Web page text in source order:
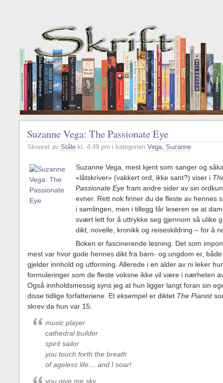
Suzanne Vega: The Passionate Eye
Skrevet av Ståle kl. 4:49 pm i kategorien Vega, Suzanne
Suzanne Vega, mest kjent som sanger og
«låtskriver» (vakkert ord, ikke sant?) viser i
Passionate Eye fram andre sider av sin
evner. Rett nok finner du de fleste av hennes
i samlingen, men i tillegg får leseren se at
svært lett for å uttrykke seg gjennom så ulike
dikt, novelle, kronikk og reiseskildring – for å
Boken er fascinerende lesning. Det som
mest var hvor gode hennes dikt fra barn- og ungdom er,
gjelder innhold og utforming. Allerede i en alder av ni leker
formuleringer som de fleste voksne ikke vil være i nærheten
Også innholdsmessig syns jeg at hun ligger langt foran sin
disse tidlige forfatteriene. Et eksempel er diktet The Pianist
skrev da hun var 15:
music player
cathedral builder
spirit sailor
you touch forth the breath
of ageless life… and I soar!
you give me sky